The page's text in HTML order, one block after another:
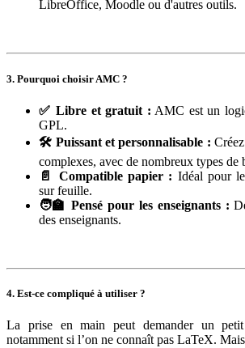
LibreOffice, Moodle ou d'autres outils.
3. Pourquoi choisir AMC ?
✅ Libre et gratuit : AMC est un
GPL.
🛠️ Puissant et personnalisable :
complexes, avec de nombreux types de
📄 Compatible papier : Idéal pour
sur feuille.
🧑‍🏫 Pensé pour les enseignants :
des enseignants.
4. Est-ce compliqué à utiliser ?
La prise en main peut demander un petit
notamment si l’on ne connaît pas LaTeX.